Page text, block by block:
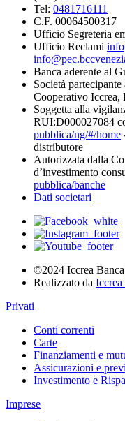
Tel: 0481716111
C.F. 00064500317
Ufficio Segreteria
Ufficio Reclami
Banca aderente al
Società
Cooperativo Iccrea,
Soggetta alla
RUI:D000027084
pubblica/ng/#/home
distributore
Autorizzata dalla
d’investimento
pubblica/banche
Dati societari
©2024 Iccrea
Realizzato da
Privati
Conti correnti
Carte
Finanziamenti e
Assicurazioni e
Investimento e
Imprese